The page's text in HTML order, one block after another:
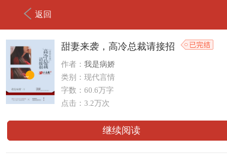
返回
甜妻来袭，高冷总裁请接招
作者： 我是病娇
类别：现代言情
字数：60.6万字
点击：3.2万次
继续阅读